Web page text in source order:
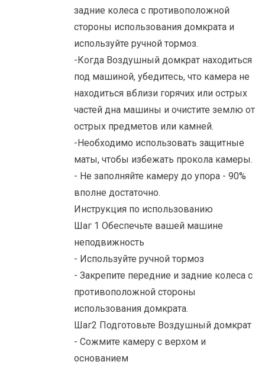
задние колеса с противоположной
стороны использования домкрата и
используйте ручной тормоз.
-Когда Воздушный домкрат находиться
под машиной, убедитесь, что камера не
находиться вблизи горячих или острых
частей дна машины и очистите землю от
острых предметов или камней.
-Необходимо использовать защитные
маты, чтобы избежать прокола камеры.
- Не заполняйте камеру до упора - 90%
вполне достаточно.
Инструкция по использованию
Шаг 1 Обеспечьте вашей машине
неподвижность
- Используйте ручной тормоз
- Закрепите передние и задние колеса с
противоположной стороны
использования домкрата.
Шаг2 Подготовьте Воздушный домкрат
- Сожмите камеру с верхом и
основанием